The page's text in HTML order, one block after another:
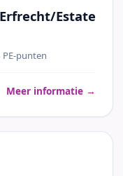
Estate
PE-punten
Meer informatie →